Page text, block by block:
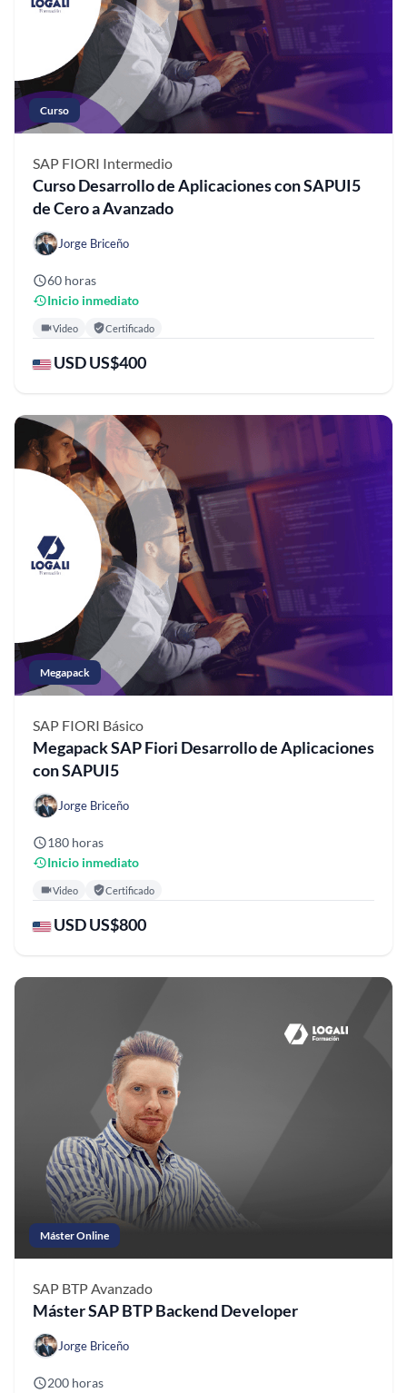
Curso
SAP FIORI Intermedio
Curso Desarrollo de Aplicaciones con SAPUI5
de Cero a Avanzado
Jorge Briceño
60 horas
Inicio inmediato
Video Certificado
USD US$400
Megapack
SAP FIORI Básico
Megapack SAP Fiori Desarrollo de Aplicaciones
con SAPUI5
Jorge Briceño
180 horas
Inicio inmediato
Video Certificado
USD US$800
Máster Online
SAP BTP Avanzado
Máster SAP BTP Backend Developer
Jorge Briceño
200 horas